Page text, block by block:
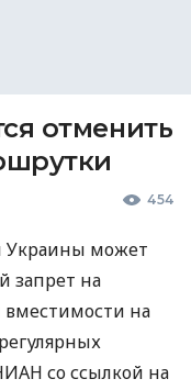
отменить
454
Украины может
запрет на
вместимости на
со ссылкой на